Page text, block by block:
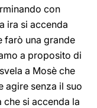
con
ira si accenda
farò una grande
a proposito di
a Mosè che
agire senza il suo
che si accenda la